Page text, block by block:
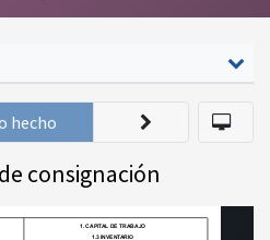
consignación
hecho